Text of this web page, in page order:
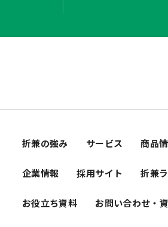
折兼の強み サービス 商品
企業情報 採用サイト 折兼
お役立ち資料 お問い合わせ・